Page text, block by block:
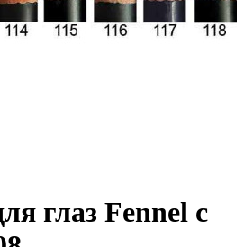
глаз Fennel с